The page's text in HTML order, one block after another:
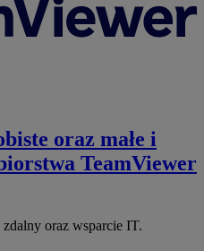
oraz małe i
TeamViewer
oraz wsparcie IT.